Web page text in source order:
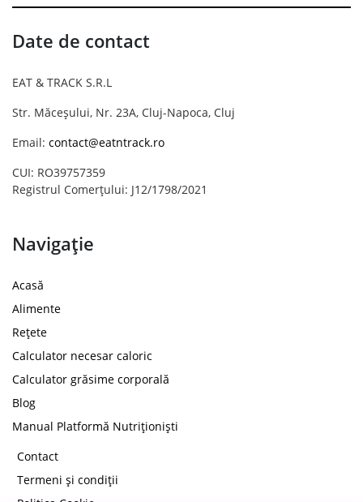
Date de contact
EAT & TRACK S.R.L
Str. Măceșului, Nr. 23A, Cluj-Napoca, Cluj
Email: contact@eatntrack.ro
CUI: RO39757359
Registrul Comerțului: J12/1798/2021
Navigație
Acasă
Alimente
Rețete
Calculator necesar caloric
Calculator grăsime corporală
Blog
Manual Platformă Nutriționiști
Contact
Termeni și condiții